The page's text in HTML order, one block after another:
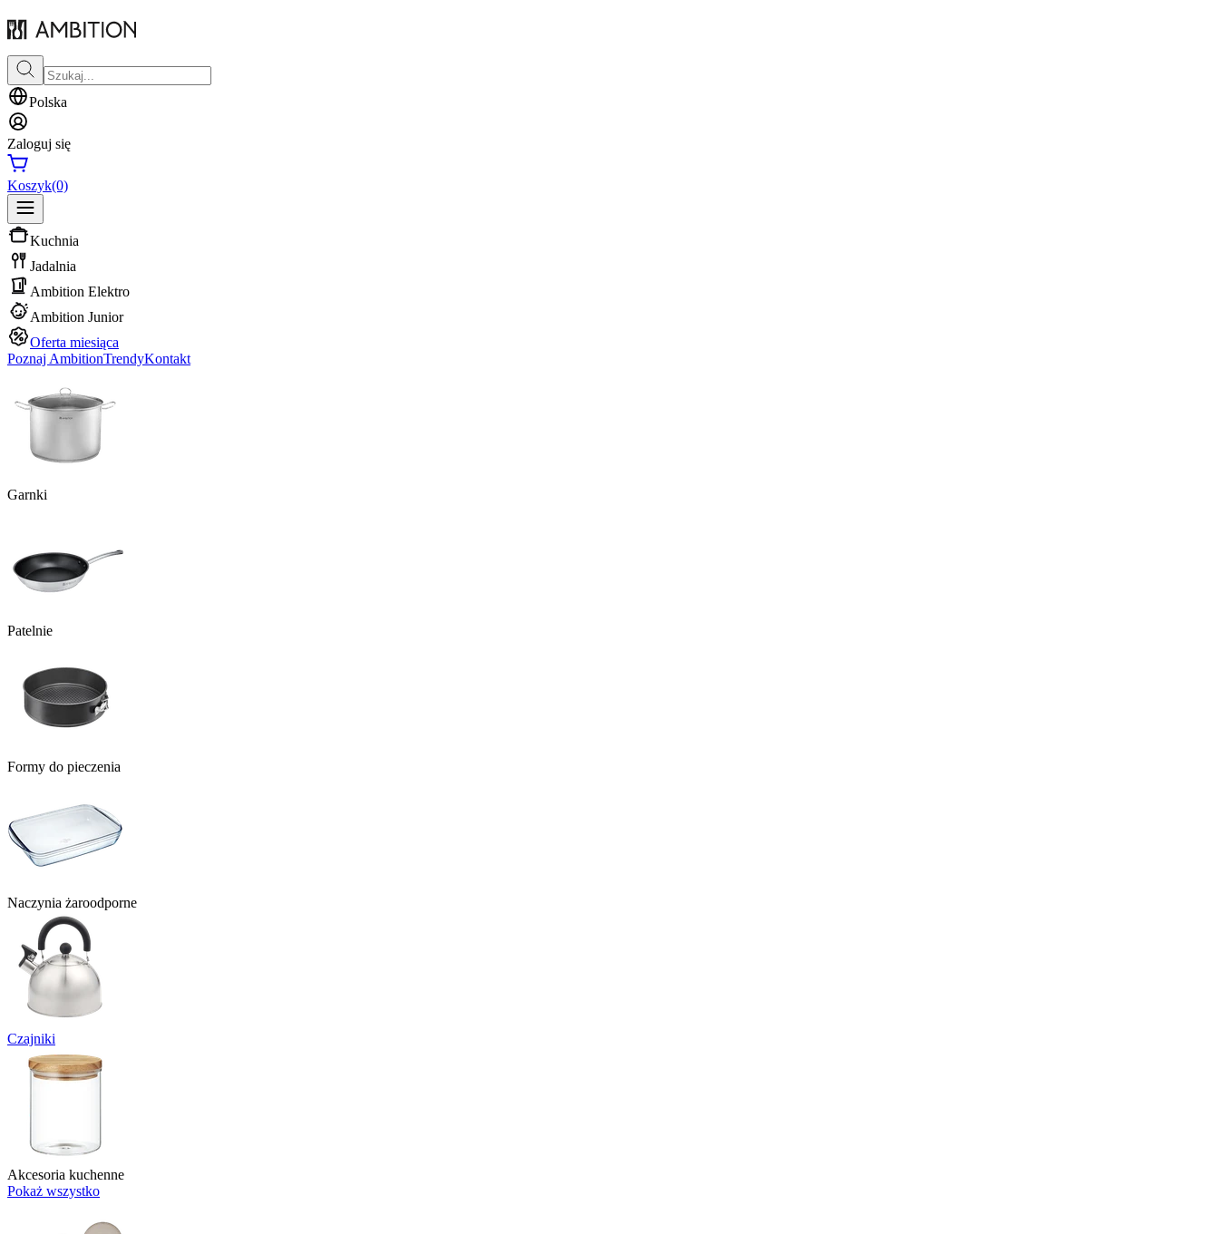
Polska
Zaloguj się
Koszyk(0)
Kuchnia
Jadalnia
Ambition Elektro
Ambition Junior
Oferta miesiąca
Poznaj AmbitionTrendyKontakt
Garnki
Patelnie
Formy do pieczenia
Naczynia żaroodporne
Czajniki
Akcesoria kuchenne
Pokaż wszystko